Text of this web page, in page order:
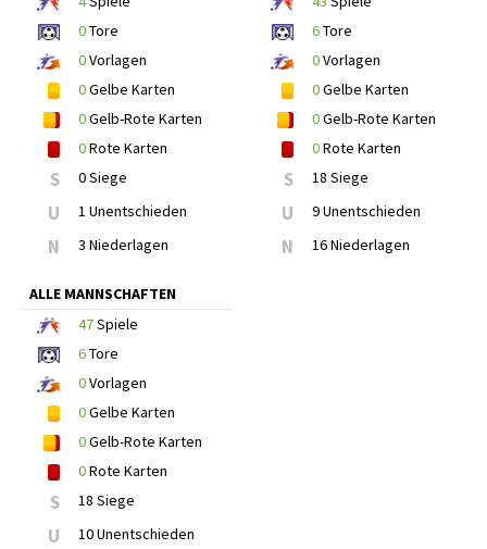
0Tore
0Vorlagen
0Gelbe Karten
0Gelb-Rote Karten
0Rote Karten
S 0 Siege
U 1 Unentschieden
N 3 Niederlagen
6Tore
0Vorlagen
0Gelbe Karten
0Gelb-Rote Karten
0Rote Karten
S 18 Siege
U 9 Unentschieden
N 16 Niederlagen
ALLE MANNSCHAFTEN
47Spiele
6Tore
0Vorlagen
0Gelbe Karten
0Gelb-Rote Karten
0Rote Karten
S 18 Siege
U 10 Unentschieden